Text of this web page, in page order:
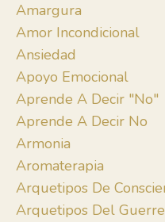
Amargura
Amor Incondicional
Ansiedad
Apoyo Emocional
Aprende A Decir "no"
Aprende A Decir No
Armonia
Aromaterapia
Arquetipos De
Arquetipos Del